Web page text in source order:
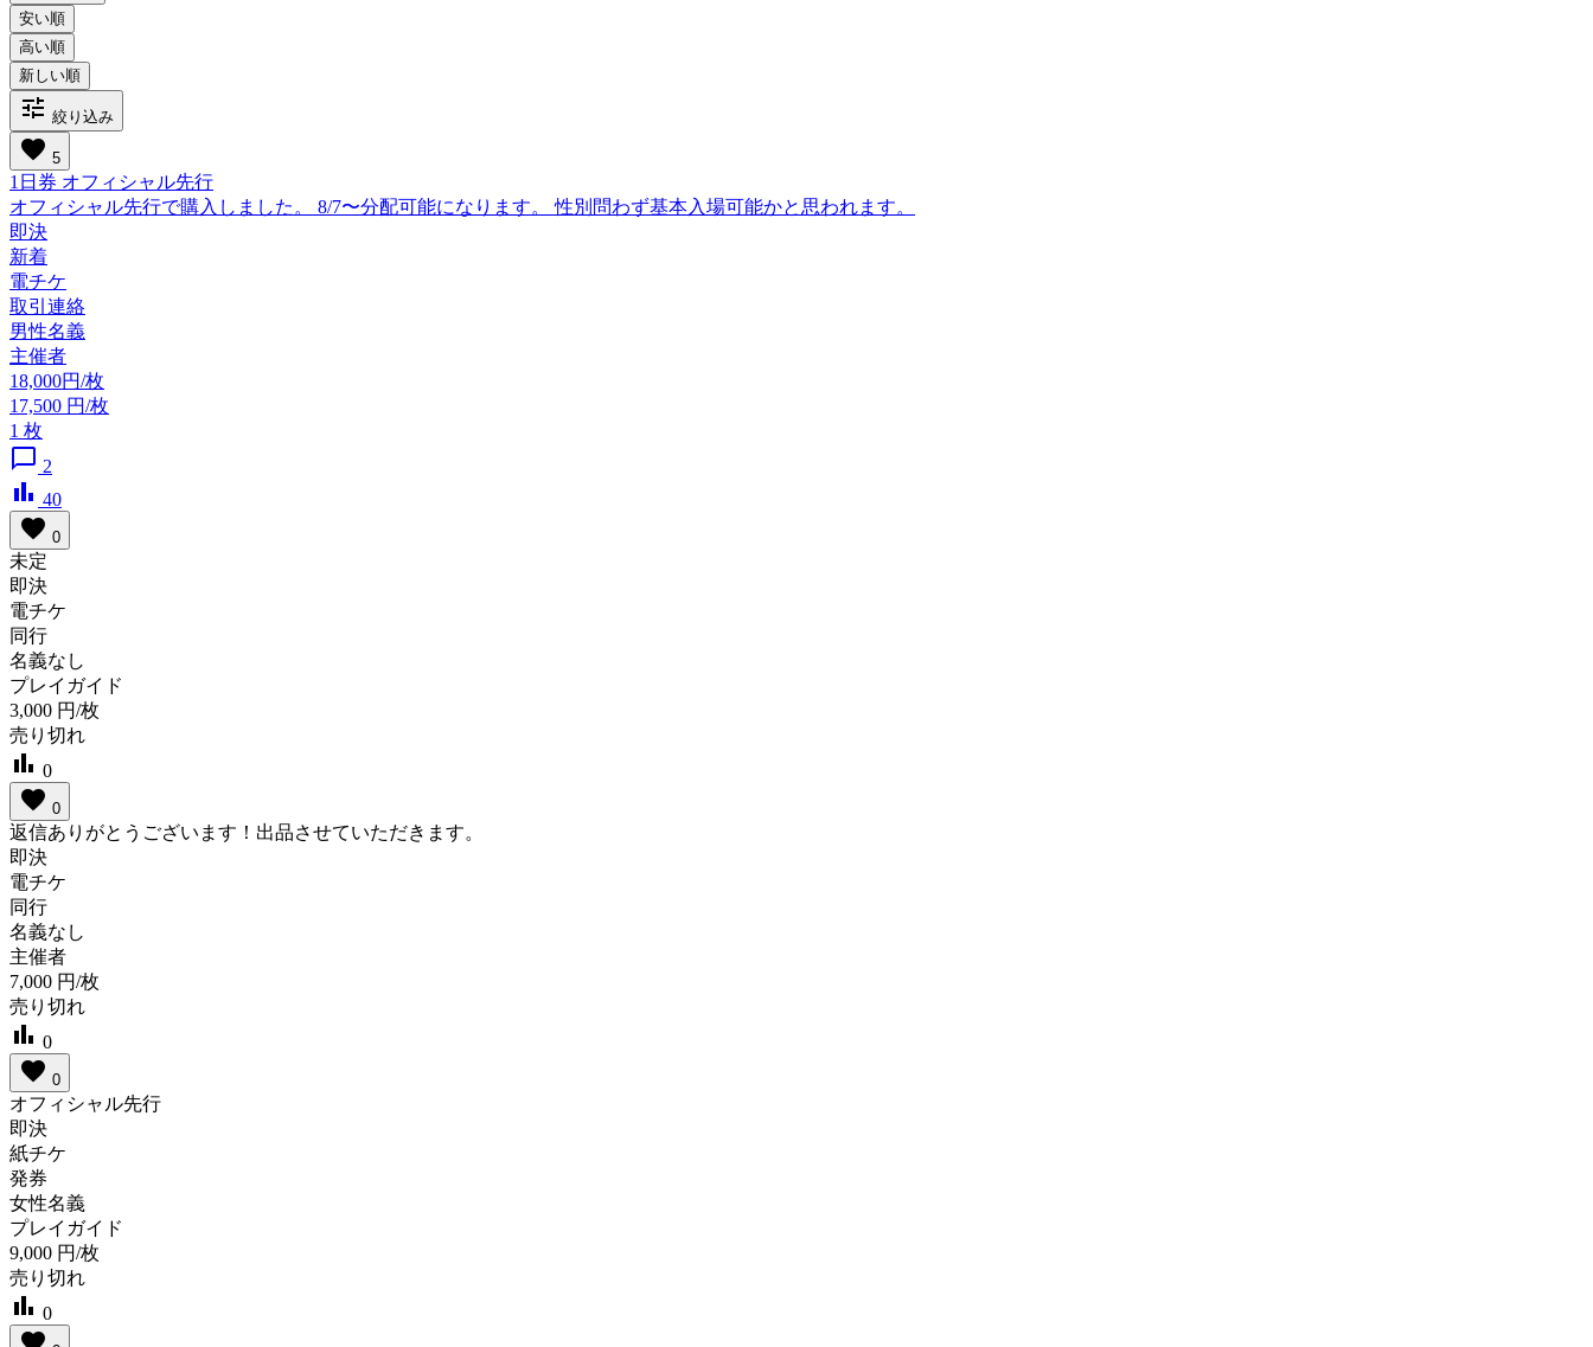
tune 絞り込み
favorite 5
1日券 オフィシャル先行
オフィシャル先行で購入しました。 8/7〜分配可能になります。 性別問わず基本入場可能かと思われます。
即決
新着
電チケ
取引連絡
男性名義
主催者
18,000円/枚
17,500 円/枚
1 枚
chat_bubble_outline 2
bar_chart 40
favorite 0
未定
即決
電チケ
同行
名義なし
プレイガイド
3,000 円/枚
売り切れ
bar_chart 0
favorite 0
返信ありがとうございます！出品させていただきます。
即決
電チケ
同行
名義なし
主催者
7,000 円/枚
売り切れ
bar_chart 0
favorite 0
オフィシャル先行
即決
紙チケ
発券
女性名義
プレイガイド
9,000 円/枚
売り切れ
bar_chart 0